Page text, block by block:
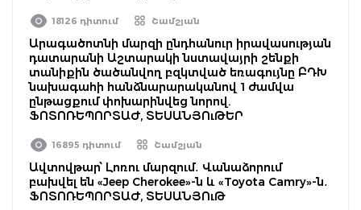
18126 դիտում Շամշյան
Արագածոտնի մարզի ընդհանուր իրավասության
դատարանի Աշտարակի նստավայրի շենքի
տանիքին ծածանվող բզկտված եռագույնը ԲԴԽ
նախագահի հանձնարարականով 1 ժամվա
ընթացքում փոխարինվեց նորով.
ՖՈՏՈՌԵՊՈՐՏԱԺ, ՏԵՍԱՆՅՈւԹԵՐ
16895 դիտում Շամշյան
Ավտովթար՝ Լոռու մարզում․ Վանաձորում
բախվել են «Jeep Cherokee»-ն և «Toyota Camry»-ն․
ՖՈՏՈՌԵՊՈՐՏԱԺ, ՏԵՍԱՆՅՈւԹ